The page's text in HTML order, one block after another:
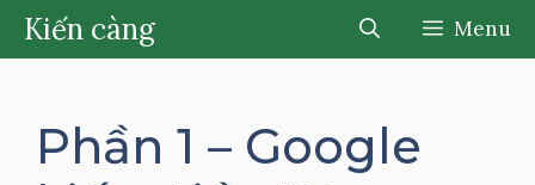
Chuyển
đến
dung
Kiến càng Menu
Phần 1 – Google